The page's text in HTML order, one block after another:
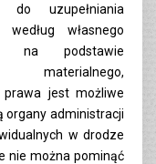
uzupełniania
własnego
na podstawie
prawa jest możliwe
organy administracji
w drodze
nie można pominąć